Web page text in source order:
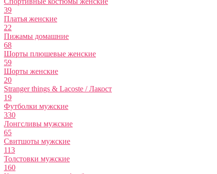
39
Платья женские
22
Пижамы домашние
68
Шорты плюшевые женские
59
Шорты женские
20
Stranger things & Lacoste / Лакост
19
Футболки мужские
330
Лонгсливы мужские
65
Свитшоты мужские
113
Толстовки мужские
160